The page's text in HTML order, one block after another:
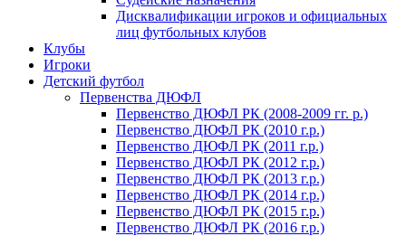
Дисквалификации игроков и официальных
лиц футбольных клубов
Клубы
Игроки
Детский футбол
Первенства ДЮФЛ
Первенство ДЮФЛ РК (2008-2009 гг. р.)
Первенство ДЮФЛ РК (2010 г.р.)
Первенство ДЮФЛ РК (2011 г.р.)
Первенство ДЮФЛ РК (2012 г.р.)
Первенство ДЮФЛ РК (2013 г.р.)
Первенство ДЮФЛ РК (2014 г.р.)
Первенство ДЮФЛ РК (2015 г.р.)
Первенство ДЮФЛ РК (2016 г.р.)